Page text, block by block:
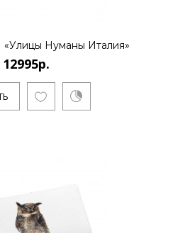
Пловецкая Татьяна закончила
КУПИТЬ
«Улицы Нуманы Италия»
12995р.